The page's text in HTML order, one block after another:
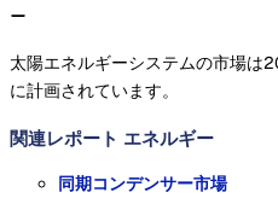
太陽エネルギーシステムの市場は
に計画されています。
関連レポート エネルギー
同期コンデンサー市場